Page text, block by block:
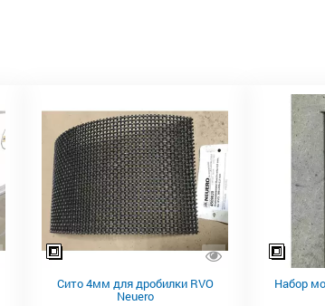
Сито 4мм для дробилки RVO
Neuero
Набор